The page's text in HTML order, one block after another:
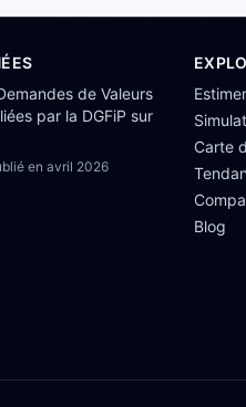
de Valeurs
par la DGFiP sur
en avril 2026
Carte
Blog